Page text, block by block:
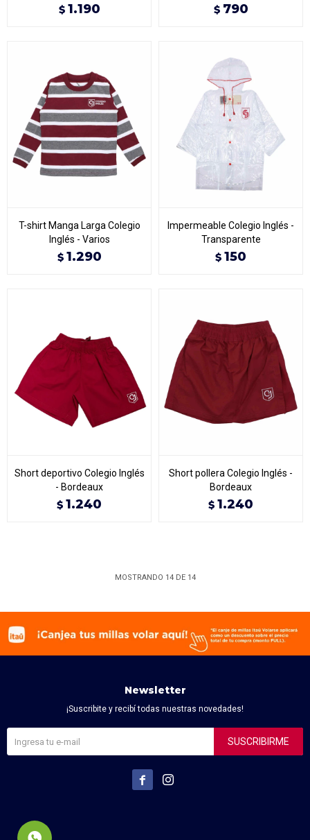
$ 1.190 $ 790
T-shirt Manga Larga Colegio
Inglés - Varios
$ 1.290
Impermeable Colegio Inglés -
Transparente
$ 150
Short deportivo Colegio Inglés
- Bordeaux
$ 1.240
Short pollera Colegio Inglés -
Bordeaux
$ 1.240
MOSTRANDO 14DE 14
Newsletter
¡Suscribite y recibí todas nuestras novedades!
SUSCRIBIRME
 